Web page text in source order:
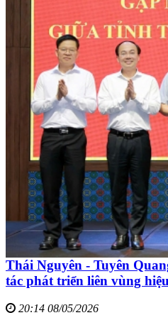
Thái Nguyên - Tuyên
tác phát triển liên vùng
20:14 08/05/2026